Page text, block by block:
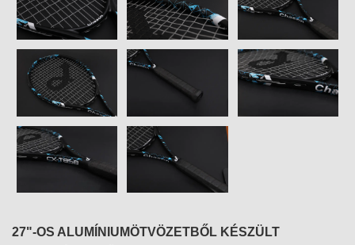
27"-OS ALUMÍNIUMÖTVÖZETBŐL KÉSZÜLT